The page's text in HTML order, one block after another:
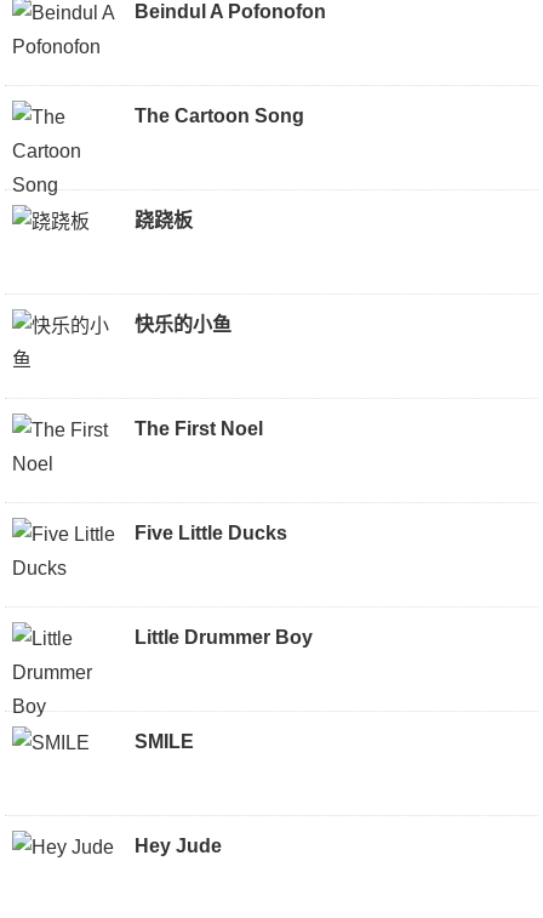
Beindul A Pofonofon
The Cartoon Song
跷跷板
快乐的小鱼
The First Noel
Five Little Ducks
Little Drummer Boy
SMILE
Hey Jude